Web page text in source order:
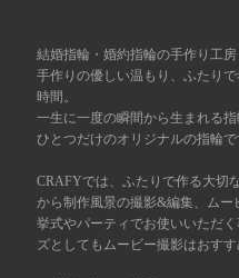
結婚指輪・婚約指輪の手作り工房
手作りの優しい温もり、ふたり
時間。
一生に一度の瞬間から生まれる
ひとつだけのオリジナルの指輪で
CRAFYでは、ふたりで作る大切
から制作風景の撮影&編集、ムー
挙式やパーティでお使いいただ
ズとしてもムービー撮影はおすす
京都店
広島店
オーダーメイド